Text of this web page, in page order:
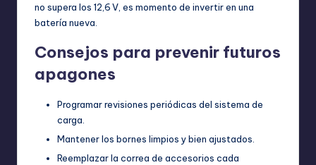
no supera los 12,6 V, es momento de invertir en una
batería nueva.
Consejos para prevenir futuros
apagones
Programar revisiones periódicas del sistema de
carga.
Mantener los bornes limpios y bien ajustados.
Reemplazar la correa de accesorios cada